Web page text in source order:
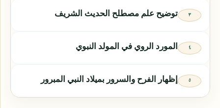
توضيح علم مصطلح الحديث الشريف
المورد الروي في المولد النبوي
إظهار الفرح والسرور بميلاد النبي المبرور